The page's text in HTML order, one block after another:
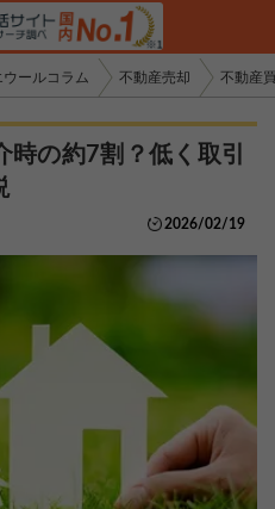
ウールコラム 不動産売却 不動産
の約7割？低く取引
2026/02/19